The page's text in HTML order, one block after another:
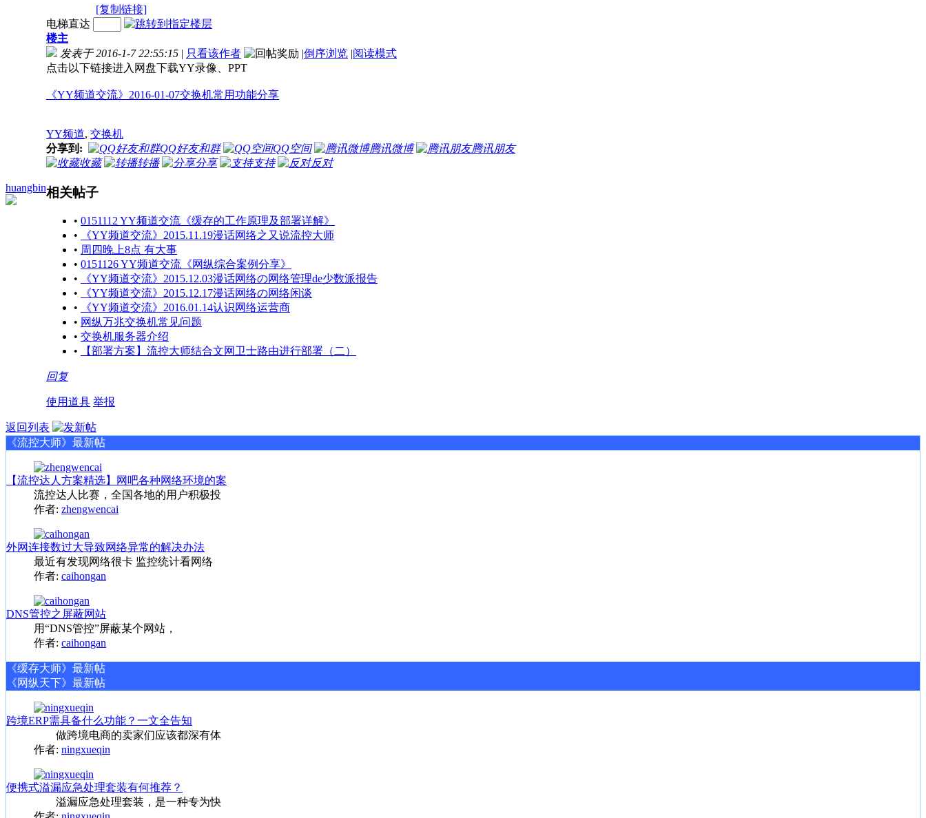
[复制链接]
huangbin
电梯直达
楼主
发表于 2016-1-7 22:55:15 | 只看该作者 |倒序浏览 |阅读模式
点击以下链接进入网盘下载YY录像、PPT
《YY频道交流》2016-01-07交换机常用功能分享
YY频道, 交换机
分享到:
QQ好友和群 QQ空间 腾讯微博
腾讯朋友
收藏
转播 分享 支持 反对
相关帖子
• 0151112 YY频道交流《缓存的工作原理及部署详解》
•
《YY频道交流》2015.11.19漫话网络之又说流控大师
• 周四晚上8点 有大事
• 0151126 YY频道交流《网纵综合案例分享》
•
《YY频道交流》2015.12.03漫话网络の网络管理de少数派报告
•
《YY频道交流》2015.12.17漫话网络の网络闲谈
•
《YY频道交流》2016.01.14认识网络运营商
• 网纵万兆交换机常见问题
• 交换机服务器介绍
•
【部署方案】流控大师结合文网卫士路由进行部署（二）
回复
使用道具 举报
返回列表
《流控大师》最新帖
【流控达人方案精选】网吧各种网络环境的案
流控达人比赛，全国各地的用户积极投
作者: zhengwencai
外网连接数过大导致网络异常的解决办法
最近有发现网络很卡 监控统计看网络
作者: caihongan
DNS管控之屏蔽网站
用“DNS管控”屏蔽某个网站，
作者: caihongan
《缓存大师》最新帖
《网纵天下》最新帖
跨境ERP需具备什么功能？一文全告知
做跨境电商的卖家们应该都深有体
作者: ningxueqin
便携式溢漏应急处理套装有何推荐？
溢漏应急处理套装，是一种专为快